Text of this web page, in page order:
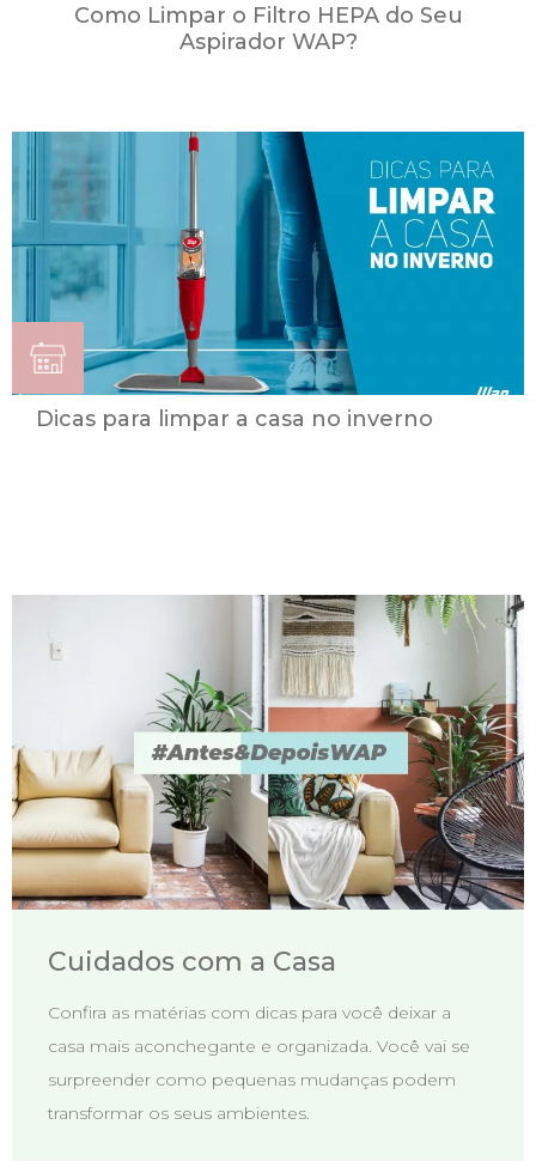
Como Limpar o Filtro HEPA do Seu
Aspirador WAP?
Dicas para limpar a casa no inverno
Cuidados com a Casa
Confira as matérias com dicas para você deixar a
casa mais aconchegante e organizada. Você vai se
surpreender como pequenas mudanças podem
transformar os seus ambientes.